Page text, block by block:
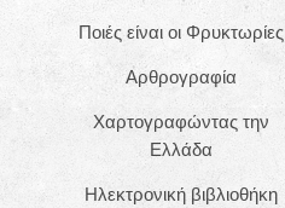
Ποιές είναι οι Φρυκτωρίες
Αρθρογραφία
Χαρτογραφώντας την
Ελλάδα
Ηλεκτρονική βιβλιοθήκη